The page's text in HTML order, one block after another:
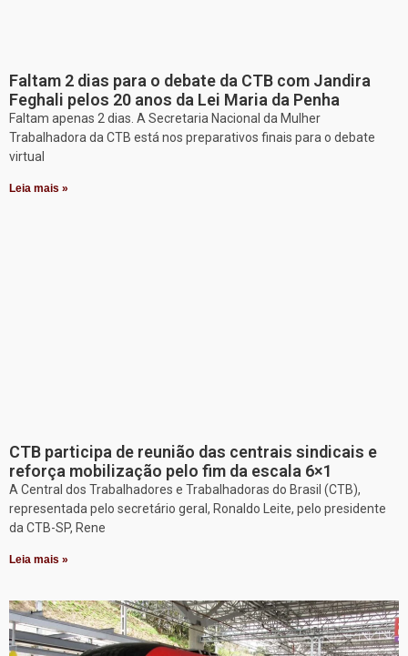
Faltam 2 dias para o debate da CTB com Jandira
Feghali pelos 20 anos da Lei Maria da Penha
Faltam apenas 2 dias. A Secretaria Nacional da Mulher
Trabalhadora da CTB está nos preparativos finais para o debate
virtual
Leia mais »
CTB participa de reunião das centrais sindicais e
reforça mobilização pelo fim da escala 6×1
A Central dos Trabalhadores e Trabalhadoras do Brasil (CTB),
representada pelo secretário geral, Ronaldo Leite, pelo presidente
da CTB-SP, Rene
Leia mais »